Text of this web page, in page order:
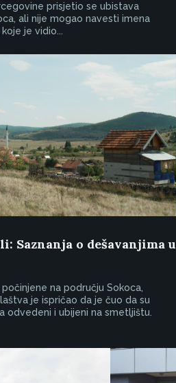
prisjetio se ubistava
ali nije mogao navesti imena
je vidio...
Saznanja o dešavanjima u
na području Sokoca,
je ispričao da je čuo da su
odvedeni i ubijeni na smetljištu.